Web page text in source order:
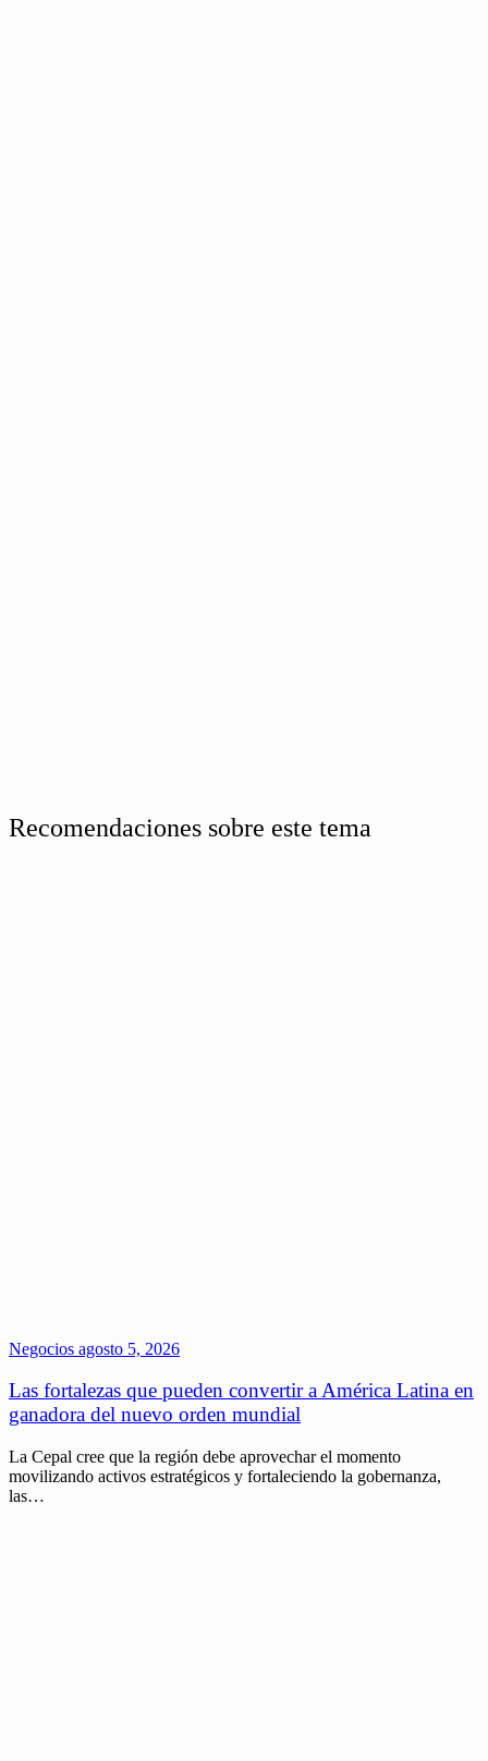
Recomendaciones sobre este tema
Negocios agosto 5, 2026
Las fortalezas que pueden convertir a América Latina en
ganadora del nuevo orden mundial
La Cepal cree que la región debe aprovechar el momento
movilizando activos estratégicos y fortaleciendo la gobernanza,
las…